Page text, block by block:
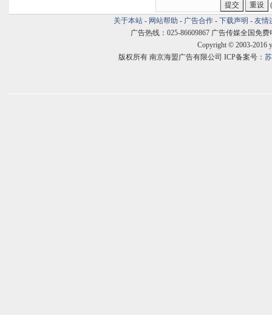
关于本站 - 网站帮助 - 广告合作 - 下载声明 - 友情
广告热线：025-86609867 广告传媒全国免费
Copyright © 2003-2016
版权所有 南京海盟广告有限公司 ICP备案号：